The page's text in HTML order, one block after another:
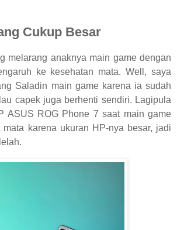
Cukup Besar
melarang anaknya main game dengan
ke kesehatan mata. Well, saya
Saladin main game karena ia sudah
capek juga berhenti sendiri. Lagipula
ASUS ROG Phone 7 saat main game
karena ukuran HP-nya besar, jadi